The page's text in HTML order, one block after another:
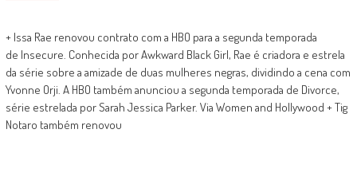
+ Issa Rae renovou contrato com a HBO para a segunda temporada
de Insecure. Conhecida por Awkward Black Girl, Rae é criadora e estrela
da série sobre a amizade de duas mulheres negras, dividindo a cena com
Yvonne Orji. A HBO também anunciou a segunda temporada de Divorce,
série estrelada por Sarah Jessica Parker. Via Women and Hollywood + Tig
Notaro também renovou